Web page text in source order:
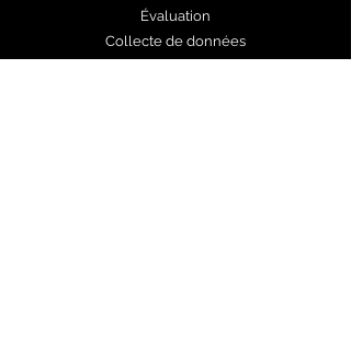
Évaluation
Collecte de données